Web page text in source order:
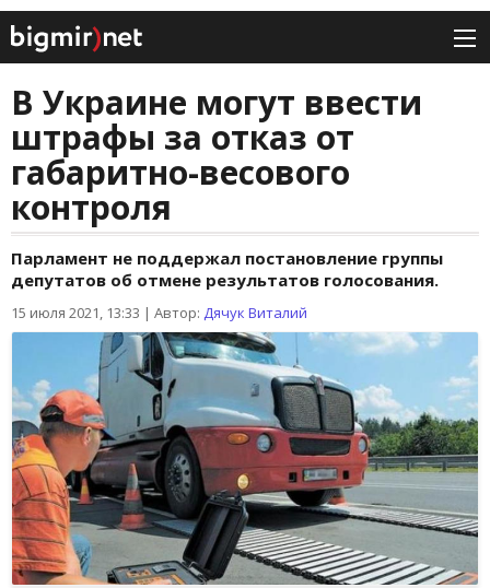
В Украине могут ввести
штрафы за отказ от
габаритно-весового
контроля
Парламент не поддержал постановление группы
депутатов об отмене результатов голосования.
15 июля 2021, 13:33 | Автор: Дячук Виталий